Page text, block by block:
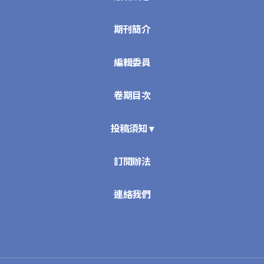
期刊簡介
編輯委員
卷期目次
投稿須知 ▾
訂閱辦法
連絡我們